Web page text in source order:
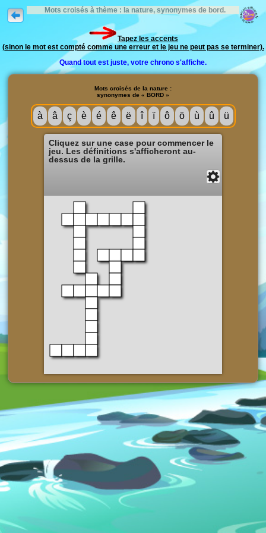
Mots croisés à thème : la nature, synonymes de bord.
Tapez les accents
(sinon le mot est compté comme une erreur et le jeu ne peut pas se terminer).
Quand tout est juste, votre chrono s'affiche.
Mots croisés de la nature :
synonymes de « BORD »
à â ç è é ê ë î ï ô ö ù û ü
Cliquez sur une case pour commencer le
jeu. Les définitions s'afficheront au-
dessus de la grille.
Solution